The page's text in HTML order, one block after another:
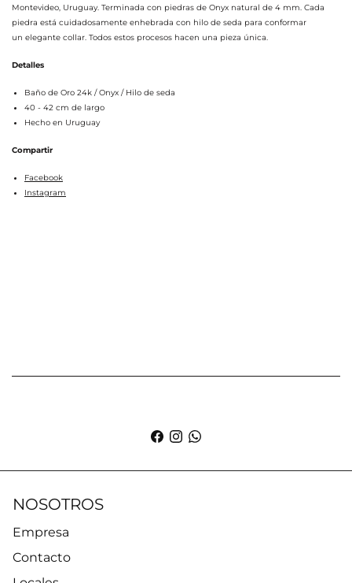
Montevideo, Uruguay. Terminada con piedras de Onyx natural de 4 mm. Cada
piedra está cuidadosamente enhebrada con hilo de seda para conformar
un elegante collar. Todos estos procesos hacen una pieza única.
Detalles
Baño de Oro 24k / Onyx / Hilo de seda
40 - 42 cm de largo
Hecho en Uruguay
Compartir
Facebook
Instagram
NOSOTROS
Empresa
Contacto